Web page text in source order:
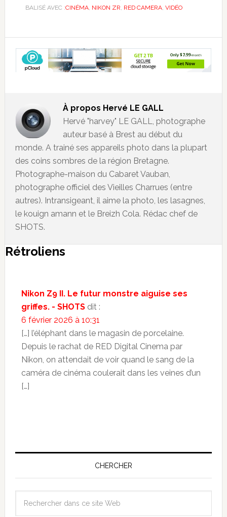
BALISÉ AVEC :CINÉMA, NIKON ZR, RED CAMERA, VIDÉO
À propos Hervé LE GALL
Hervé "harvey" LE GALL, photographe
auteur basé à Brest au début du
monde. A trainé ses appareils photo dans la plupart
des coins sombres de la région Bretagne.
Photographe-maison du Cabaret Vauban,
photographe officiel des Vieilles Charrues (entre
autres). Intransigeant, il aime la photo, les lasagnes,
le kouign amann et le Breizh Cola. Rédac chef de
SHOTS.
Rétroliens
Nikon Z9 II. Le futur monstre aiguise ses
griffes. - SHOTS dit :
6 février 2026 à 10:31
[…] l’éléphant dans le magasin de porcelaine.
Depuis le rachat de RED Digital Cinema par
Nikon, on attendait de voir quand le sang de la
caméra de cinéma coulerait dans les veines d’un
[…]
CHERCHER